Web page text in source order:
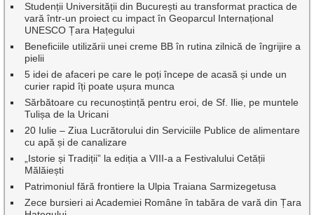
Studenții Universității din București au transformat practica de
vară într-un proiect cu impact în Geoparcul Internațional
UNESCO Țara Hațegului
Beneficiile utilizării unei creme BB în rutina zilnică de îngrijire a
pielii
5 idei de afaceri pe care le poți începe de acasă și unde un
curier rapid îți poate ușura munca
Sărbătoare cu recunoștință pentru eroi, de Sf. Ilie, pe muntele
Tulișa de la Uricani
20 Iulie – Ziua Lucrătorului din Serviciile Publice de alimentare
cu apă și de canalizare
„Istorie și Tradiții” la ediția a VIII-a a Festivalului Cetății
Mălăiești
Patrimoniul fără frontiere la Ulpia Traiana Sarmizegetusa
Zece bursieri ai Academiei Române în tabăra de vară din Țara